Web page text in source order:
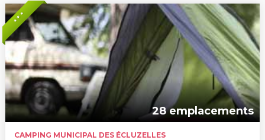
* * *
28 emplacements
CAMPING MUNICIPAL DES ÉCLUZELLES